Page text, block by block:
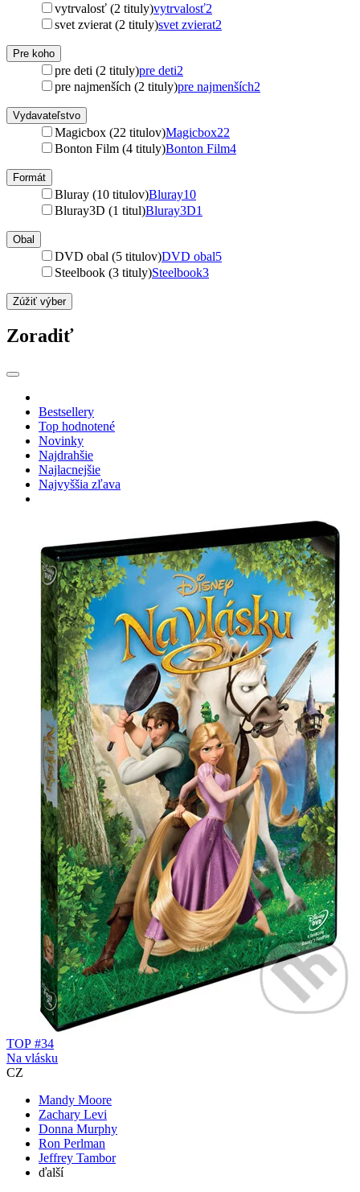
vytrvalosť (2 tituly)vytrvalosť2
svet zvierat (2 tituly)svet zvierat2
Pre koho
pre deti (2 tituly)pre deti2
pre najmenších (2 tituly)pre najmenších2
Vydavateľstvo
Magicbox (22 titulov)Magicbox22
Bonton Film (4 tituly)Bonton Film4
Formát
Bluray (10 titulov)Bluray10
Bluray3D (1 titul)Bluray3D1
Obal
DVD obal (5 titulov)DVD obal5
Steelbook (3 tituly)Steelbook3
Zúžiť výber
Zoradiť
Bestsellery
Top hodnotené
Novinky
Najdrahšie
Najlacnejšie
Najvyššia zľava
TOP #34
Na vlásku
CZ
Mandy Moore
Zachary Levi
Donna Murphy
Ron Perlman
Jeffrey Tambor
ďalší